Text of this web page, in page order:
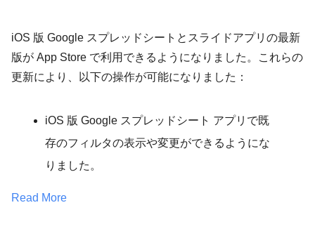
iOS 版 Google スプレッドシートとスライドアプリの最新
版が App Store で利用できるようになりました。これらの
更新により、以下の操作が可能になりました：
iOS 版 Google スプレッドシート アプリで既
存のフィルタの表示や変更ができるようにな
りました。
Read More